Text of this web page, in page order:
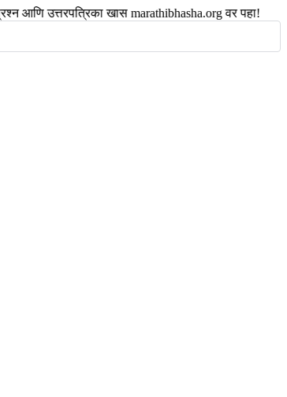
उत्तरपत्रिका खास marathibhasha.org वर पहा! •